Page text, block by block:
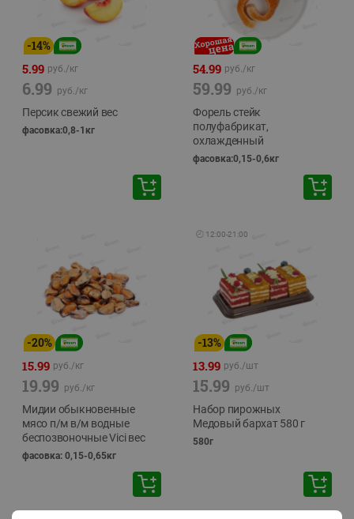
-14%
5.99 руб./кг
6.99 руб./кг
Персик свежий вес
фасовка:0,8-1кг
54.99 руб./кг
59.99 руб./кг
Форель стейк
полуфабрикат,
охлажденный
фасовка:0,15-0,6кг
-20%
15.99 руб./кг
19.99 руб./кг
Мидии обыкновенные
мясо п/м в/м водные
беспозвоночные Vici вес
фасовка: 0,15-0,65кг
🕘 12:00-21:00
-13%
13.99 руб./шт
15.99 руб./шт
Набор пирожных
Медовый бархат 580 г
580г